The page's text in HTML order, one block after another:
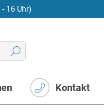
- 16 Uhr)
Kontakt